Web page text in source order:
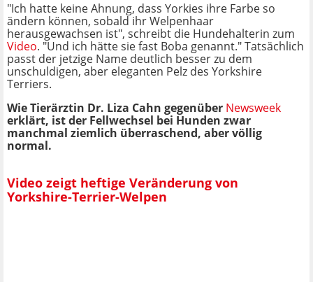
"Ich hatte keine Ahnung, dass Yorkies ihre Farbe so
ändern können, sobald ihr Welpenhaar
herausgewachsen ist", schreibt die Hundehalterin zum
Video. "Und ich hätte sie fast Boba genannt." Tatsächlich
passt der jetzige Name deutlich besser zu dem
unschuldigen, aber eleganten Pelz des Yorkshire
Terriers.
Wie Tierärztin Dr. Liza Cahn gegenüber Newsweek
erklärt, ist der Fellwechsel bei Hunden zwar
manchmal ziemlich überraschend, aber völlig
normal.
Video zeigt heftige Veränderung von
Yorkshire-Terrier-Welpen